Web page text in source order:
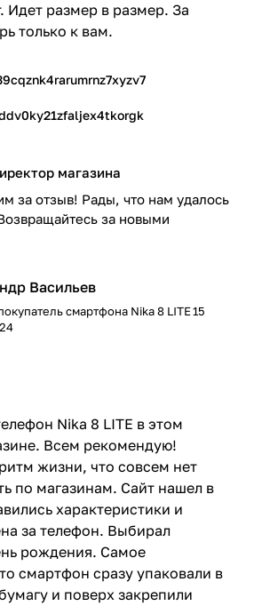
Идет размер в размер. За
только к вам.
магазина
за отзыв! Рады, что нам удалось
за новыми
Васильев
смартфона Nika 8 LITE15
Nika 8 LITE в этом
Всем рекомендую!
жизни, что совсем нет
по магазинам. Сайт нашел в
характеристики и
за телефон. Выбирал
рождения. Самое
смартфон сразу упаковали в
и поверх закрепили